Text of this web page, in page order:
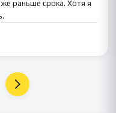
раньше срока. Хотя я